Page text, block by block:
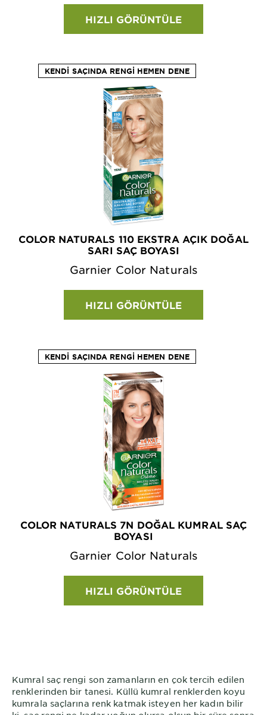
HIZLI GÖRÜNTÜLE
KENDI SAÇINDA RENGI HEMEN DENE
COLOR NATURALS 110 EKSTRA AÇIK DOĞAL
SARI SAÇ BOYASI
Garnier Color Naturals
HIZLI GÖRÜNTÜLE
KENDI SAÇINDA RENGI HEMEN DENE
COLOR NATURALS 7N DOĞAL KUMRAL SAÇ
BOYASI
Garnier Color Naturals
HIZLI GÖRÜNTÜLE
Kumral saç rengi son zamanların en çok tercih edilen
renklerinden bir tanesi. Küllü kumral renklerden koyu
kumrala saçlarına renk katmak isteyen her kadın bilir